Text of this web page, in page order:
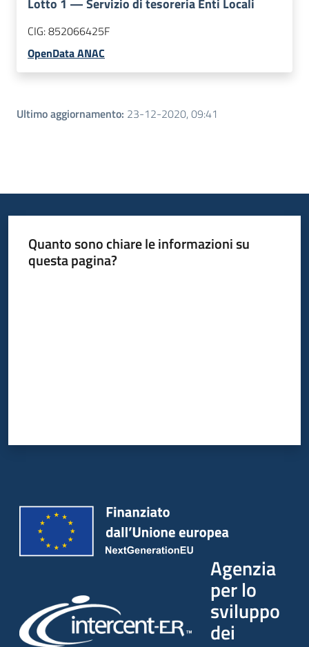
Lotto 1 —Servizio di tesoreria Enti Locali
CIG:852066425F
OpenData ANAC
Ultimo aggiornamento: 23-12-2020, 09:41
Quanto sono chiare le informazioni su
questa pagina?
Agenzia
per lo
sviluppo
dei